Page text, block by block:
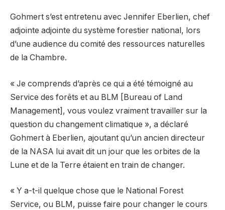
Gohmert s’est entretenu avec Jennifer Eberlien, chef
adjointe adjointe du système forestier national, lors
d’une audience du comité des ressources naturelles
de la Chambre.
« Je comprends d’après ce qui a été témoigné au
Service des forêts et au BLM [Bureau of Land
Management], vous voulez vraiment travailler sur la
question du changement climatique », a déclaré
Gohmert à Eberlien, ajoutant qu’un ancien directeur
de la NASA lui avait dit un jour que les orbites de la
Lune et de la Terre étaient en train de changer.
« Y a-t-il quelque chose que le National Forest
Service, ou BLM, puisse faire pour changer le cours